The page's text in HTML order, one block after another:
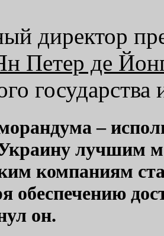
директор
Петер де
государства
–
лучшим
компаниям
обеспечению
он.